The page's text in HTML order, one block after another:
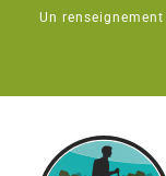
Passer
Un